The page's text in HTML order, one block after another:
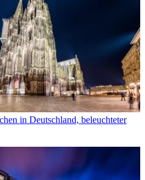
in Deutschland, beleuchteter